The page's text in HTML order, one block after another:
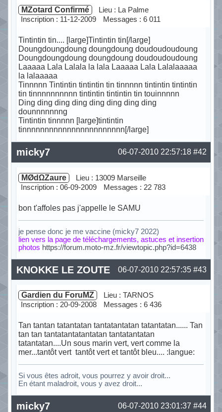
MZotard Confirmé
Lieu : La Palme
Inscription : 11-12-2009
Messages : 6 011
Tintintin tin.... [large]Tintintin tin[/large]
Doungdoungdoung doungdoung doudoudoudoung
Doungdoungdoung doungdoung doudoudoudoung
Laaaaa Lala Lalala la lala Laaaaa Lala Lalalaaaaa
la lalaaaaa
Tinnnnn Tintintin tintintin tin tinnnnn tintintin tintintin
tin tinnnnnnnnnn tintintin tintintin tin touinnnnn
Ding ding ding ding ding ding ding ding
dounnnnnnng
Tintintin tinnnnn [large]tintintin
tinnnnnnnnnnnnnnnnnnnnnnn[/large]
Hors ligne #42
06-07-2010 22:57:18
micky7
MØdΩZaure
Lieu : 13009 Marseille
Inscription : 06-09-2009
Messages : 22 783
bon t'affoles pas j'appelle le SAMU
je pense donc je me vaccine (micky7 2022)
lien vers la page de téléchargements, astuces et insertion
photos https://forum.moto-mz.fr/viewtopic.php?id=6438
Hors ligne #43
06-07-2010 22:57:35
KNOKKE LE ZOUTE
Gardien du ForuMZ
Lieu : TARNOS
Inscription : 20-09-2008
Messages : 6 436
Tan tantan tatantatan tantatantatan tatantatan...... Tan
tan tan tantatantatantatan tantatantatan
tatantatan....Un sous marin vert, vert comme la
mer...tantôt vert tantôt vert et tantôt bleu.... :langue:
Si vous êtes adroit, vous pourrez y avoir droit...
En étant maladroit, vous y avez droit...
Hors ligne #44
06-07-2010 23:01:37
micky7